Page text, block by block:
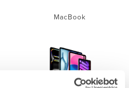
MacBook